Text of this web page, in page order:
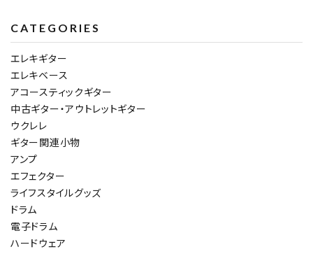
CATEGORIES
エレキギター
エレキベース
アコースティックギター
中古ギター・アウトレットギター
ウクレレ
ギター関連小物
アンプ
エフェクター
ライフスタイルグッズ
ドラム
電子ドラム
ハードウェア